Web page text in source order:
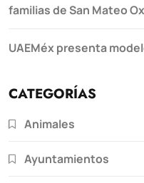
familias de San Mateo
UAEMéx presenta
CATEGORÍAS
Animales
Ayuntamientos